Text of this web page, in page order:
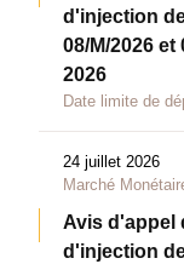
d'injection
08/M/2026 et
2026
Date limite de
24 juillet 2026
Marché
Avis d'appel
d'injection